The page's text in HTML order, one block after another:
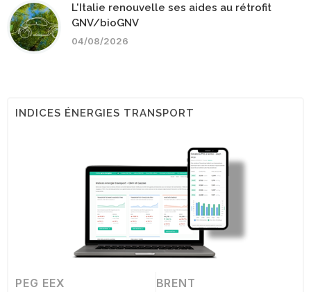
L'Italie renouvelle ses aides au rétrofit
GNV/bioGNV
04/08/2026
INDICES ÉNERGIES TRANSPORT
PEG EEX BRENT